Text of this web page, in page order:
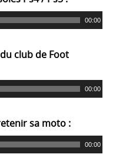
00:00
club de Foot
00:00
sa moto :
00:00